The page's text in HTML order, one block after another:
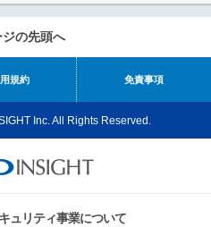
ジの先頭へ
規約 免責事項
Inc. All Rights Reserved.
ュリティ事業について